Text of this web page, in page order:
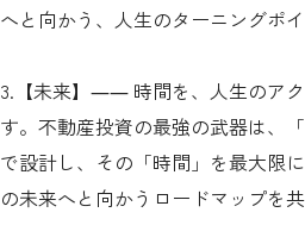
へと向かう、人生のターニングポ
3.【未来】―― 時間を、人生のア
す。不動産投資の最強の武器は、
で設計し、その「時間」を最大限
の未来へと向かうロードマップを